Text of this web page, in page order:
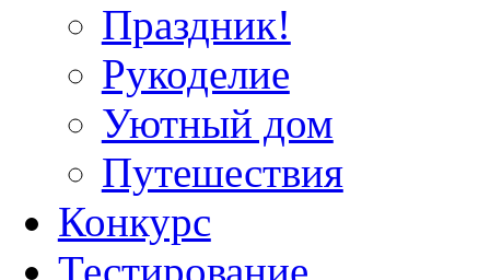
Праздник!
Рукоделие
Уютный дом
Путешествия
Конкурс